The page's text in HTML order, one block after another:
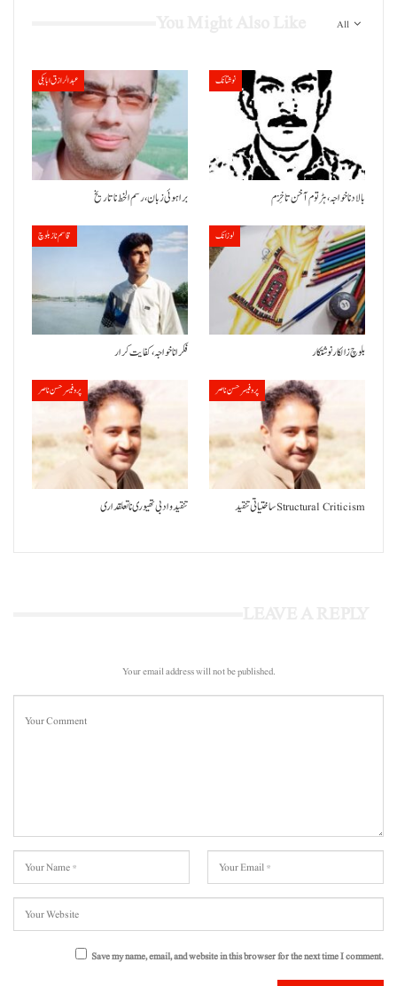
All
عبدالرازق ابابکی
براہوئی زبان ،رسم الخط نا تاریخ
نوشتانک
بالاد نا خواجہ، ہڑتوم آ خن تا خِزم
قاسم ناز بلوچ
فکر انا خواجہ، کفایت کرار
لوزانک
بلوچ زالکار نوشتکار
پروفیسر حسن ناصر
تنقید و ادبی تھیوری نا تعلقداری
پروفیسر حسن ناصر
ساختیاتی تنقید Structural Criticism
Your email address will not be published.
Save my name, email, and website in this browser for the next time I comment.